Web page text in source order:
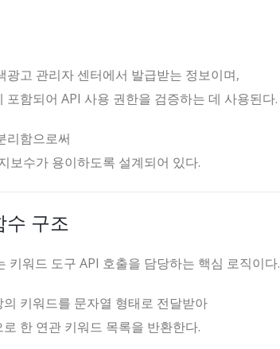
광고 관리자 센터에서 발급받는 정보이며,
포함되어 API 사용 권한을 검증하는 데 사용된다.
리함으로써
보수가 용이하도록 설계되어 있다.
수 구조
워드 도구 API 호출을 담당하는 핵심 로직이다.
키워드를 문자열 형태로 전달받아
한 연관 키워드 목록을 반환한다.